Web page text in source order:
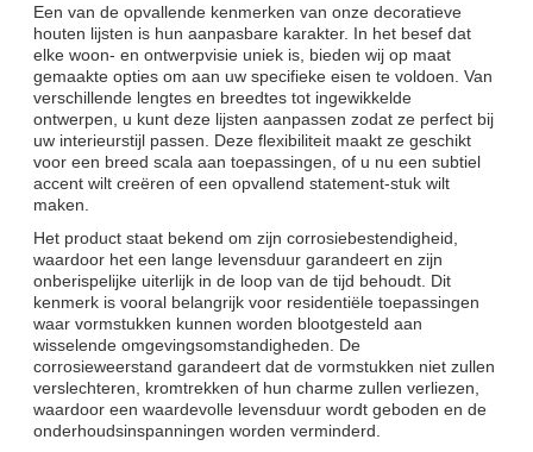
Een van de opvallende kenmerken van onze decoratieve
houten lijsten is hun aanpasbare karakter. In het besef dat
elke woon- en ontwerpvisie uniek is, bieden wij op maat
gemaakte opties om aan uw specifieke eisen te voldoen. Van
verschillende lengtes en breedtes tot ingewikkelde
ontwerpen, u kunt deze lijsten aanpassen zodat ze perfect bij
uw interieurstijl passen. Deze flexibiliteit maakt ze geschikt
voor een breed scala aan toepassingen, of u nu een subtiel
accent wilt creëren of een opvallend statement-stuk wilt
maken.
Het product staat bekend om zijn corrosiebestendigheid,
waardoor het een lange levensduur garandeert en zijn
onberispelijke uiterlijk in de loop van de tijd behoudt. Dit
kenmerk is vooral belangrijk voor residentiële toepassingen
waar vormstukken kunnen worden blootgesteld aan
wisselende omgevingsomstandigheden. De
corrosieweerstand garandeert dat de vormstukken niet zullen
verslechteren, kromtrekken of hun charme zullen verliezen,
waardoor een waardevolle levensduur wordt geboden en de
onderhoudsinspanningen worden verminderd.